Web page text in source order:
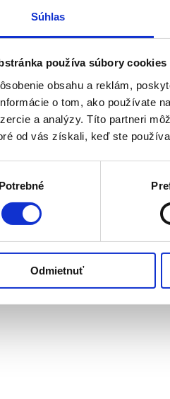
Súhlas
používa súbory cookies
obsahu a reklám,
o tom, ako používate
a analýzy. Títo partneri
od vás získali, keď ste
Potrebné
Odmietnuť